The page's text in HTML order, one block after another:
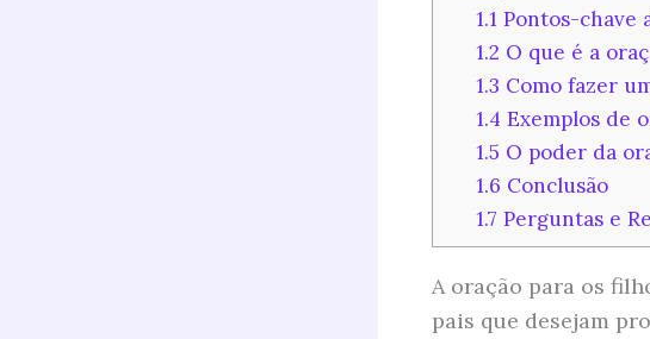
1.1Pontos-chave
1.2 O que é a
1.3 Como fazer
1.4 Exemplos de
1.5 O poder da
1.6 Conclusão
1.7 Perguntas e
A oração para os
pais que desejam